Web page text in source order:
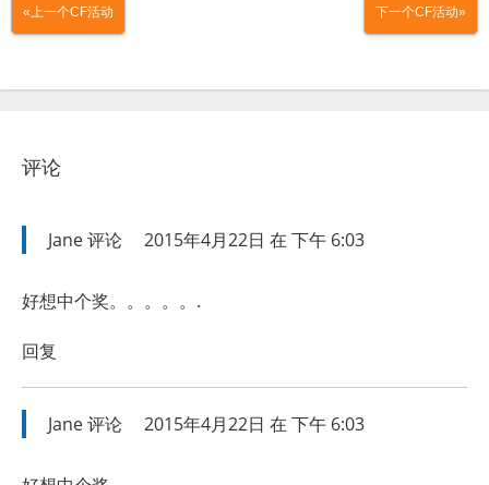
«上一个CF活动 下一个CF活动»
评论
Jane评论 2015年4月22日 在 下午 6:03
好想中个奖。。。。。.
回复
Jane评论 2015年4月22日 在 下午 6:03